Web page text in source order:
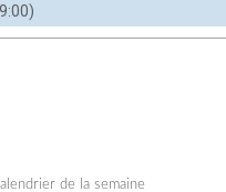
de la semaine